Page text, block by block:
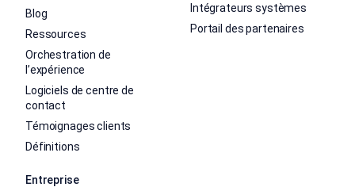
Blog
Ressources
Orchestration de
l’expérience
Logiciels de centre de
contact
Témoignages clients
Définitions
Intégrateurs systèmes
Portail des partenaires
Entreprise